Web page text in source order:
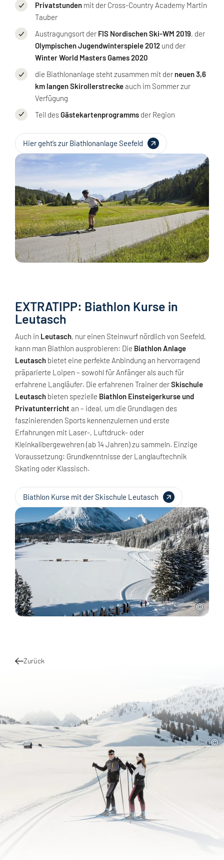
Privatstundenmit der Cross-Country Academy Martin
Tauber
Austragungsort der FIS Nordischen Ski-WM 2019, der
Olympischen Jugendwinterspiele 2012 und der
Winter World Masters Games 2020
die Biathlonanlage steht zusammen mit der neuen 3,6
km langen Skirollerstreckeauch im Sommer zur
Verfügung
Teil desGästekartenprogrammsder Region
Hier geht’s zur Biathlonanlage Seefeld
EXTRATIPP: Biathlon Kurse in
Leutasch
Auch in Leutasch, nur einen Steinwurf nördlich von Seefeld,
kann man Biathlon ausprobieren: Die Biathlon Anlage
Leutasch bietet eine perfekte Anbindung an hervorragend
präparierte Loipen – sowohl für Anfänger als auch für
erfahrene Langläufer. Die erfahrenen Trainer derSkischule
Leutasch bieten spezielle Biathlon Einsteigerkurse und
Privatunterricht an – ideal, um die Grundlagen des
faszinierenden Sports kennenzulernen und erste
Erfahrungen mit Laser-, Luftdruck- oder
Kleinkalibergewehren (ab 14 Jahren) zu sammeln. Einzige
Voraussetzung: Grundkenntnisse der Langlauftechnik
Skating oder Klassisch.
Biathlon Kurse mit der Skischule Leutasch
Zurück